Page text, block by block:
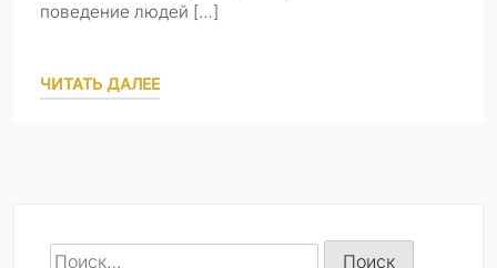
поведение людей […]
ЧИТАТЬ ДАЛЕЕ
Найти: